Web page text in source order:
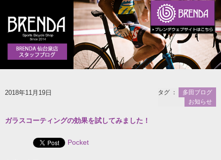
2018年11月19日 タグ ：
多田ブログ
お知らせ
ガラスコーティングの効果を試してみました！
Pocket